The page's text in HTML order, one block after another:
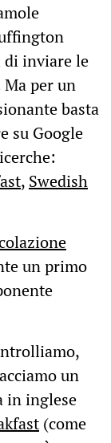
di inviare le
Ma per un
basta
su Google
, Swedish
un primo
un
in inglese
(come